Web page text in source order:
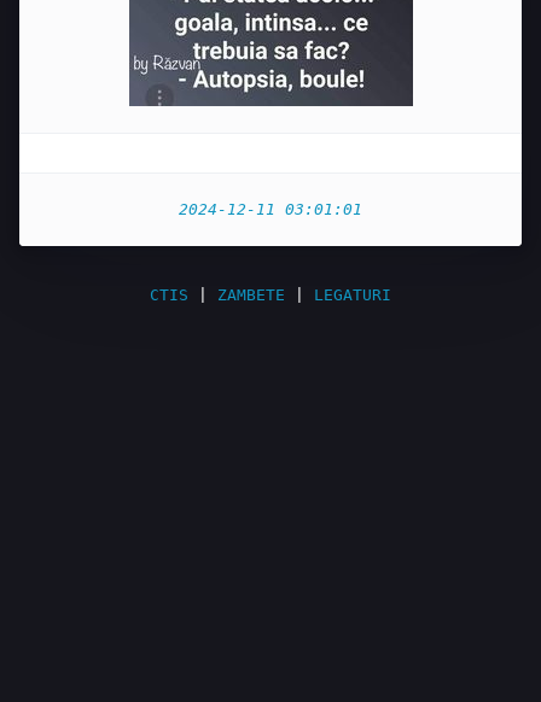
2024-12-11 03:01:01
CTIS ZAMBETE LEGATURI